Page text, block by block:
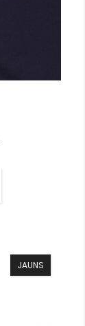
JAUNS